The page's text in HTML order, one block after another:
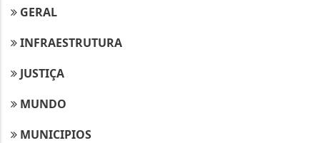
GERAL
INFRAESTRUTURA
JUSTIÇA
MUNDO
MUNICIPIOS